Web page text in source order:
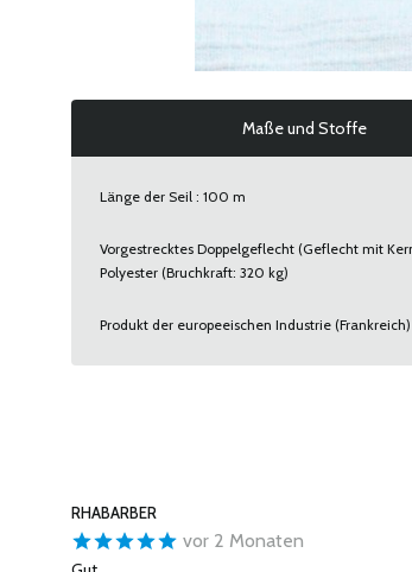
Maße und Stoffe
Länge der Seil : 100 m
Vorgestrecktes Doppelgeflecht (Geflecht mit
Polyester (Bruchkraft: 320 kg)
Produkt der europeeischen Industrie (Frankreich)
RHABARBER
vor 2 Monaten